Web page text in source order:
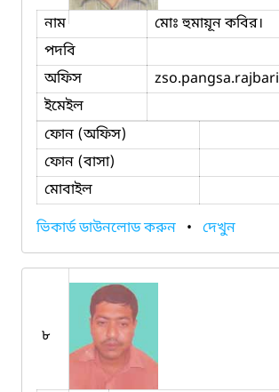
নাম
মোঃ হুমায়ূন কবির।
পদবি
অফিস
zso.pangsa.rajbari
ইমেইল
ফোন (অফিস)
ফোন (বাসা)
মোবাইল
ভিকার্ড ডাউনলোড করুন • দেখুন
৮